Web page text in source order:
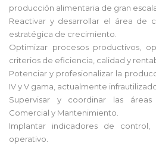
producción alimentaria de gran
Reactivar y desarrollar el área de
estratégica de crecimiento.
Optimizar procesos productivos,
criterios de eficiencia, calidad y
Potenciar y profesionalizar la
IV y V gama, actualmente
Supervisar y coordinar las
Comercial y Mantenimiento.
Implantar indicadores de
operativo.